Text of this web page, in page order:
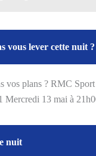
vous lever cette nuit
vos plans ? RMC
Mercredi 13 mai à
nuit